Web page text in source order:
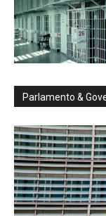
Parlamento &